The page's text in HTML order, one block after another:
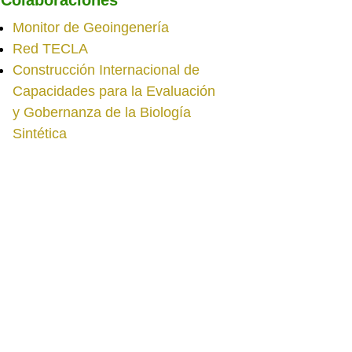
Monitor de Geoingenería
Red TECLA
Construcción Internacional de
Capacidades para la Evaluación
y Gobernanza de la Biología
Sintética